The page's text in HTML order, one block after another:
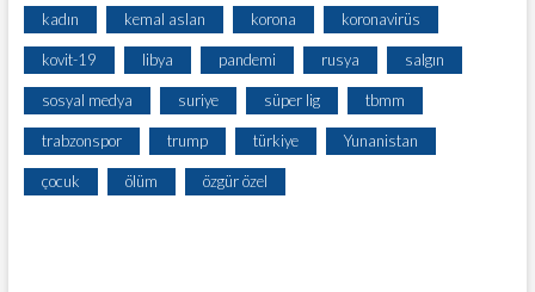
kadın kemal aslan korona koronavirüs
kovit-19 libya pandemi rusya salgın
sosyal medya suriye süper lig tbmm
trabzonspor trump türkiye Yunanistan
çocuk ölüm özgür özel